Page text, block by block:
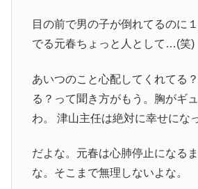
目の前で男の子が倒れてるのに
でる元春ちょっと人として…(笑)
あいつのこと心配してくれてる
る？って聞き方がもう。胸がギ
わ。 津山主任は絶対に幸せにな
だよな。元春は心肺停止になる
な。そこまで無理しないよな。